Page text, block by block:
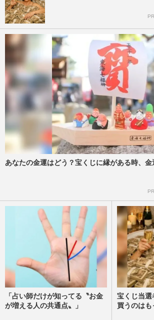
あなたの金運はどう？宝くじに縁がある時、金
「占い師だけが知ってる〝お金
が増える人の共通点〟」
宝くじ当選
買うのはも